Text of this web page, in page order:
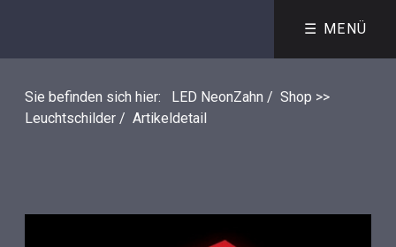
☰ MENÜ
Sie befinden sich hier: LED NeonZahn / Shop >>
Leuchtschilder / Artikeldetail